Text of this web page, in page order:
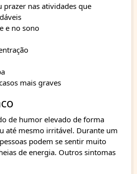
prazer nas atividades que
e no sono
mais graves
de humor elevado de forma
até mesmo irritável. Durante um
podem se sentir muito
de energia. Outros sintomas